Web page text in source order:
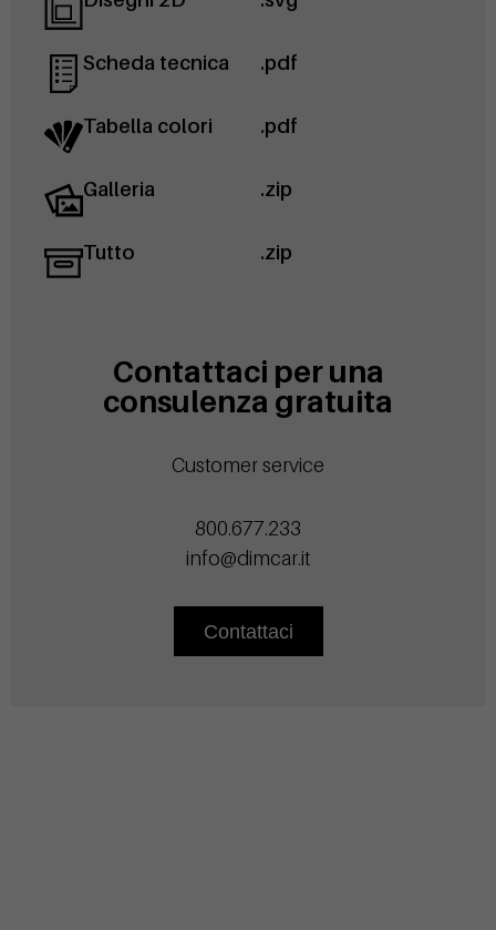
Scheda tecnica .pdf
Tabella colori .pdf
Galleria .zip
Tutto .zip
Contattaci per una
consulenza gratuita
Customer service
800.677.233
info@dimcar.it
Contattaci